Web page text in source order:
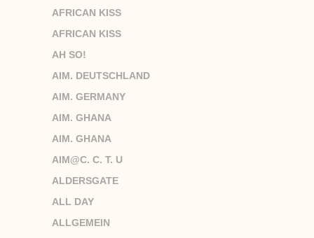
AFRICAN KISS
AFRICAN KISS
AH SO!
AIM. DEUTSCHLAND
AIM. GERMANY
AIM. GHANA
AIM. GHANA
AIM@C. C. T. U
ALDERSGATE
ALL DAY
ALLGEMEIN